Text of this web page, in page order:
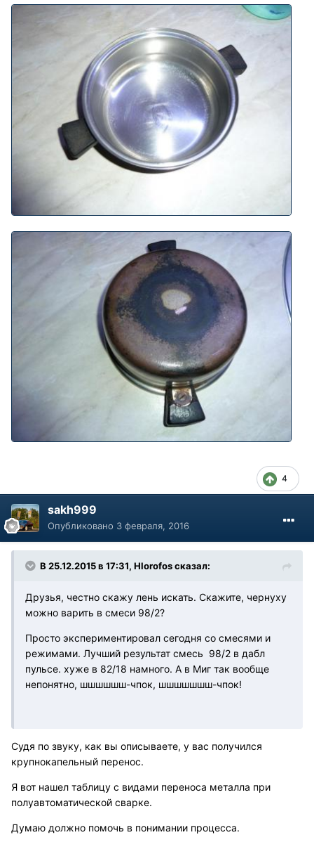
4
sakh999
Опубликовано 3 февраля, 2016
В 25.12.2015 в 17:31, Hlorofos сказал:
Друзья, честно скажу лень искать. Скажите, чернуху
можно варить в смеси 98/2?
Просто экспериментировал сегодня со смесями и
режимами. Лучший результат смесь 98/2 в дабл
пульсе. хуже в 82/18 намного. А в Миг так вообще
непонятно, шшшшшш-чпок, шшшшшшш-чпок!
Судя по звуку, как вы описываете, у вас получился
крупнокапельный перенос.
Я вот нашел таблицу с видами переноса металла при
полуавтоматической сварке.
Думаю должно помочь в понимании процесса.